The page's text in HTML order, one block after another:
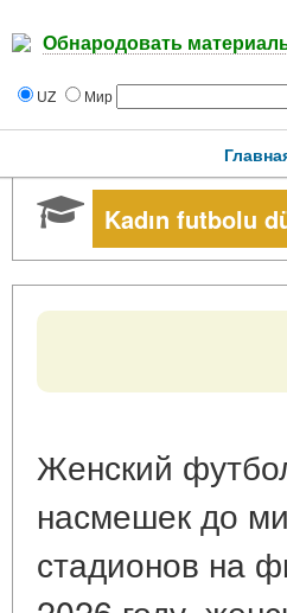
Обнародовать
UZ Мир
Kadın futbolu
Женский
насмешек до
стадионов на